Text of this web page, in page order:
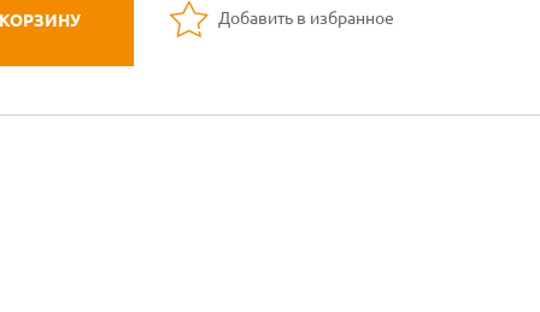
Добавить в избранное